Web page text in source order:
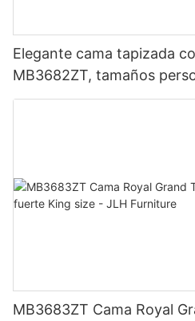
Elegante cama tapizada
MB3682ZT, tamaños
Precio de fábrica -
MB3683ZT Cama Royal